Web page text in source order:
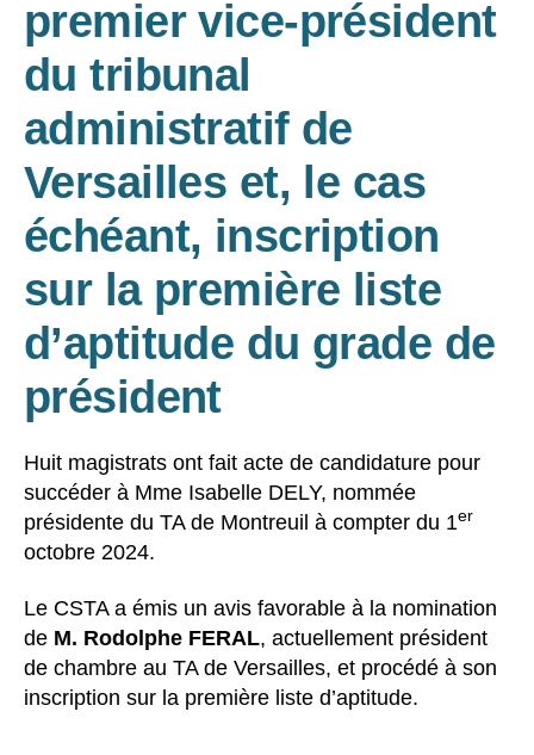
premier vice-président
du tribunal
administratif de
Versailles et, le cas
échéant, inscription
sur la première liste
d’aptitude du grade de
président
Huit magistrats ont fait acte de candidature pour
succéder à Mme Isabelle DELY, nommée
présidente du TA de Montreuil à compter du 1er
octobre 2024.
Le CSTA a émis un avis favorable à la nomination
de M. Rodolphe FERAL, actuellement président
de chambre au TA de Versailles, et procédé à son
inscription sur la première liste d’aptitude.